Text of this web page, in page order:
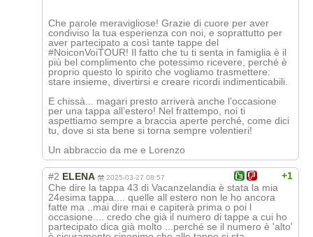
Che parole meravigliose! Grazie di cuore per aver
condiviso la tua esperienza con noi, e soprattutto per
aver partecipato a così tante tappe del
#NoiconVoiTOUR! Il fatto che tu ti senta in famiglia è il
più bel complimento che potessimo ricevere, perché è
proprio questo lo spirito che vogliamo trasmettere:
stare insieme, divertirsi e creare ricordi indimenticabili.
E chissà... magari presto arriverà anche l’occasione
per una tappa all’estero! Nel frattempo, noi ti
aspettiamo sempre a braccia aperte perché, come dici
tu, dove si sta bene si torna sempre volentieri!
Un abbraccio da me e Lorenzo
+1
#2 ELENA 2025-03-27 08:57
Che dire la tappa 43 di Vacanzelandia è stata la mia
24esima tappa.... quelle all estero non le ho ancora
fatte ma ..mai dire mai e capiterà prima o poi l
occasione.... credo che già il numero di tappe a cui ho
partecipato dica già molto ...perché se il numero è 'alto'